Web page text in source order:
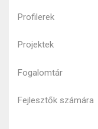
Profilerek
Projektek
Fogalomtár
Fejlesztők számára